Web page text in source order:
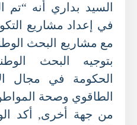
السيد بداري أنه “تم
في إعداد مشاريع
مع مشاريع البحث
بتوجيه البحث
الحكومة في مجال
الطاقوي وصحة
من جهة أخرى, أكد